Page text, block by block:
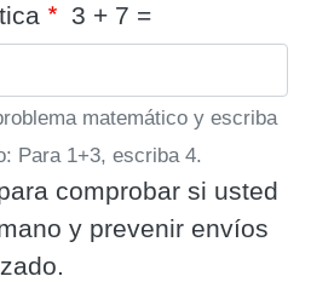
3 + 7 =
matemático y escriba
Para 1+3, escriba 4.
comprobar si usted
y prevenir envíos